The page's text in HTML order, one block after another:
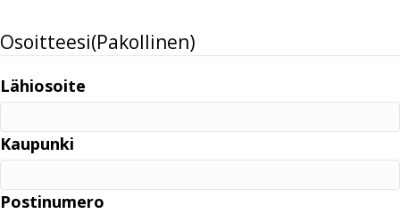
Osoitteesi(Pakollinen)
Lähiosoite
Kaupunki
Postinumero